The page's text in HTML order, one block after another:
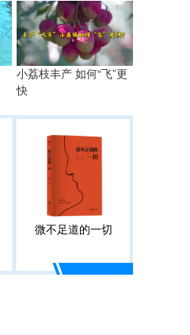
小荔枝丰产 如何“飞”更
快
微不足道的一切